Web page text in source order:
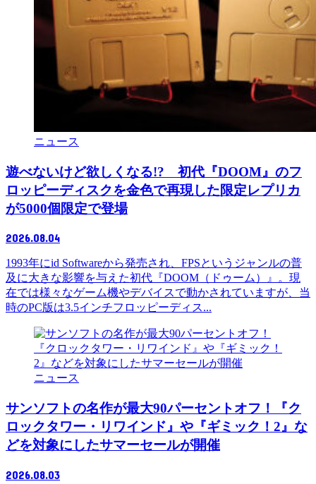
ニュース
遊べないけど欲しくなる!? 初代『DOOM』のフ
ロッピーディスクを金色で再現した限定レプリカ
が5000個限定で登場
2026.08.04
1993年にid Softwareから発売され、FPSというジャンルの普
及に大きな影響を与えた初代『DOOM（ドゥーム）』。現
在では様々なゲーム機やデバイスで動かされていますが、当
時のPC版は3.5インチフロッピーディス...
ニュース
サンソフトの名作が最大90パーセントオフ！『ク
ロックタワー・リワインド』や『ギミック！2』な
どを対象にしたサマーセールが開催
2026.08.03